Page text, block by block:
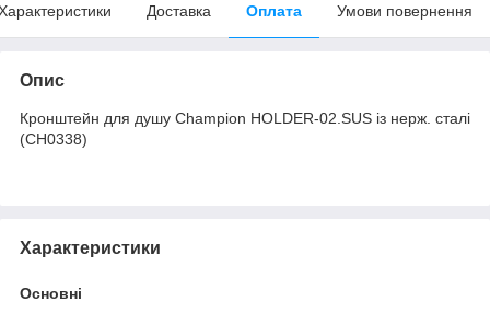
Доставка Оплата Умови повернення
Опис
Кронштейн для душу Champion HOLDER-02.SUS із нерж. сталі
(CH0338)
Характеристики
Основні